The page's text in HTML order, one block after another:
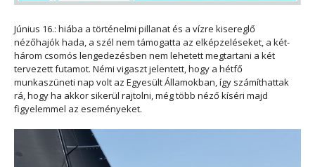
Június 16.: hiába a történelmi pillanat és a vízre kisereglő
nézőhajók hada, a szél nem támogatta az elképzeléseket, a két-
három csomós lengedezésben nem lehetett megtartani a két
tervezett futamot. Némi vigaszt jelentett, hogy a hétfő
munkaszüneti nap volt az Egyesült Államokban, így számíthattak
rá, hogy ha akkor sikerül rajtolni, még több néző kíséri majd
figyelemmel az eseményeket.